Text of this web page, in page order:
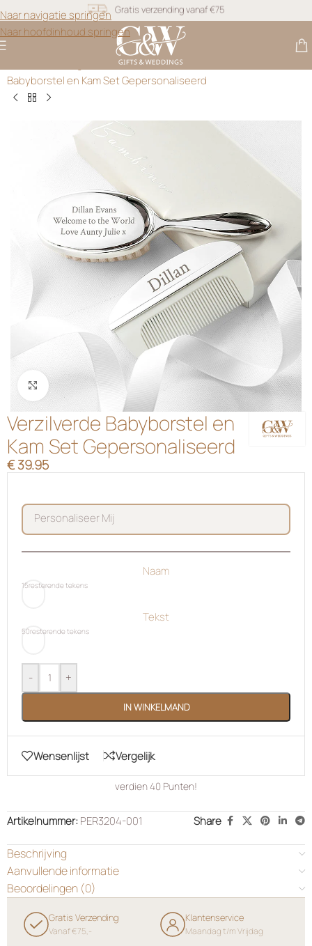
Naar navigatie springen
Naar hoofdinhoud springen
Snel geleverd
Gratis personalisatie
Kraamcadeau met Naam
Babyborstel en Kam Set Gepersonaliseerd
Klik om te vergroten
Verzilverde Babyborstel en
Kam Set Gepersonaliseerd
€39.95
personaliseer mij
Naam
15resterende tekens
Tekst
50resterende tekens
- +
IN WINKELMAND
Wensenlijst Vergelijk
verdien40 Punten!
Artikelnummer:PER3204-001 Share
Beschrijving
Aanvullende informatie
Beoordelingen (0)
Gratis Verzending
Vanaf €75,-
Klantenservice
Maandag t/m Vrijdag